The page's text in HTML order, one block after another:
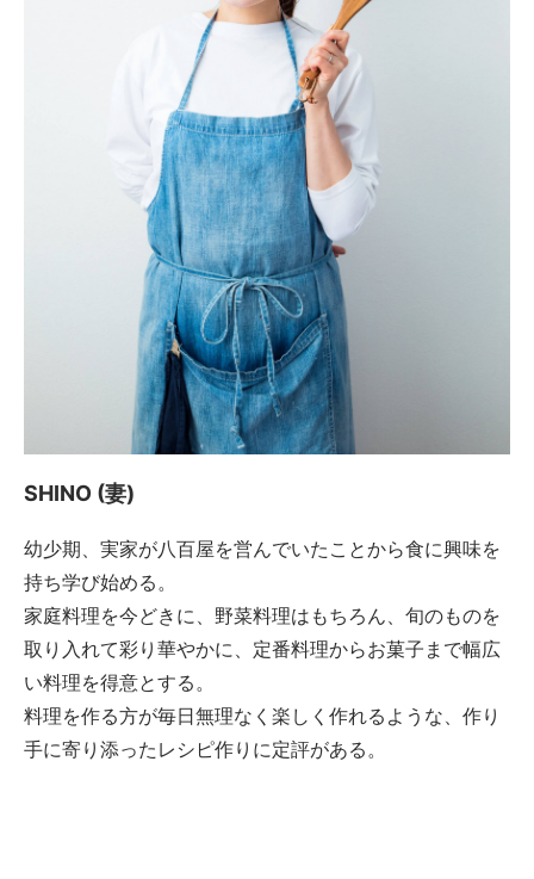
SHINO (妻)
幼少期、実家が八百屋を営んでいたことから食に興味を
持ち学び始める。
家庭料理を今どきに、野菜料理はもちろん、旬のものを
取り入れて彩り華やかに、定番料理からお菓子まで幅広
い料理を得意とする。
料理を作る方が毎日無理なく楽しく作れるような、作り
手に寄り添ったレシピ作りに定評がある。